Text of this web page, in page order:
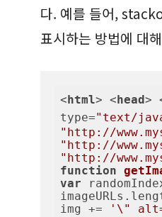
다. 예를 들어,
표시하는 방법에 대
< html> < head>
type="text/
"http://
"http://
"http://
function
var
img +=
'\"